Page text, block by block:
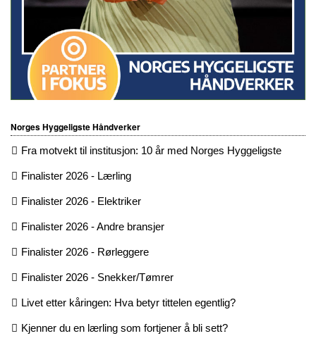
Norges Hyggeligste Håndverker
Fra motvekt til institusjon: 10 år med Norges Hyggeligste
Finalister 2026 - Lærling
Finalister 2026 - Elektriker
Finalister 2026 - Andre bransjer
Finalister 2026 - Rørleggere
Finalister 2026 - Snekker/Tømrer
Livet etter kåringen: Hva betyr tittelen egentlig?
Kjenner du en lærling som fortjener å bli sett?